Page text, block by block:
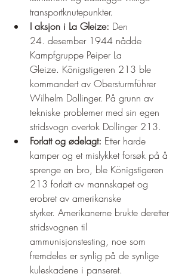
transportknutepunkter.
I aksjon i La Gleize: Den
24. desember 1944 nådde
Kampfgruppe Peiper La
Gleize. Königstigeren 213 ble
kommandert av Obersturmführer
Wilhelm Dollinger. På grunn av
tekniske problemer med sin egen
stridsvogn overtok Dollinger 213.
Forlatt og ødelagt: Etter harde
kamper og et mislykket forsøk på å
sprenge en bro, ble Königstigeren
213 forlatt av mannskapet og
erobret av amerikanske
styrker. Amerikanerne brukte deretter
stridsvognen til
ammunisjonstesting, noe som
fremdeles er synlig på de synlige
kuleskadene i panseret.